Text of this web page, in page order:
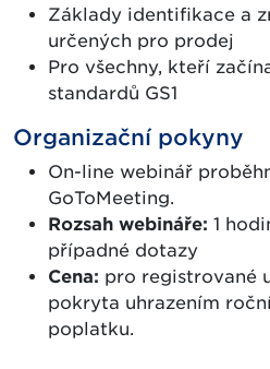
Základy identifikace a
určených pro prodej
Pro všechny, kteří
standardů GS1
Organizační pokyny
On-line webinář
GoToMeeting.
Rozsah webináře: 1
případné dotazy
Cena: pro registrované
pokryta uhrazením
poplatku.